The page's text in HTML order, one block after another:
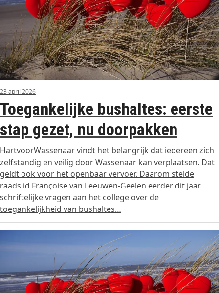
23 april 2026
Toegankelijke bushaltes: eerste
stap gezet, nu doorpakken
HartvoorWassenaar vindt het belangrijk dat iedereen zich
zelfstandig en veilig door Wassenaar kan verplaatsen. Dat
geldt ook voor het openbaar vervoer. Daarom stelde
raadslid Françoise van Leeuwen-Geelen eerder dit jaar
schriftelijke vragen aan het college over de
toegankelijkheid van bushaltes…